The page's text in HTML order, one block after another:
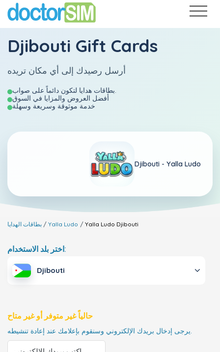
Djibouti Gift Cards
أرسل رصيدك إلى أي مكان تريده
أفضل العروض والمزايا في السوق
خدمة موثوقة وسريعة وسهلة
Djibouti - Yalla Ludo
بطاقات الهدايا Yalla Ludo Yalla Ludo Djibouti
اختر بلد الاستخدام:
Djibouti
حالياً غير متوفر أو غير متاح
يرجى إدخال بريدك الإلكتروني وسنقوم بإعلامك عند إعادة تنشيطه.